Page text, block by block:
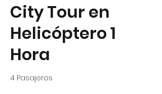
City Tour en
Helicóptero 1
Hora
4 Pasajeros